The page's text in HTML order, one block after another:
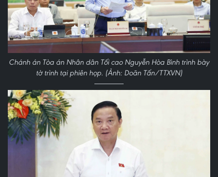
Chánh án Tòa án Nhân dân Tối cao Nguyễn Hòa Bình trình bày
tờ trình tại phiên họp. (Ảnh: Doãn Tấn/TTXVN)